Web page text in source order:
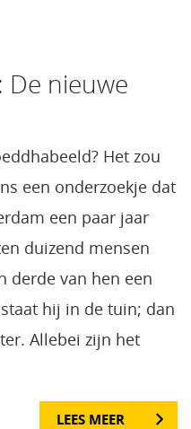
nieuwe
Het zou
een onderzoekje dat
een paar jaar
duizend mensen
derde van hen een
hij in de tuin; dan
Allebei zijn het
LEES MEER